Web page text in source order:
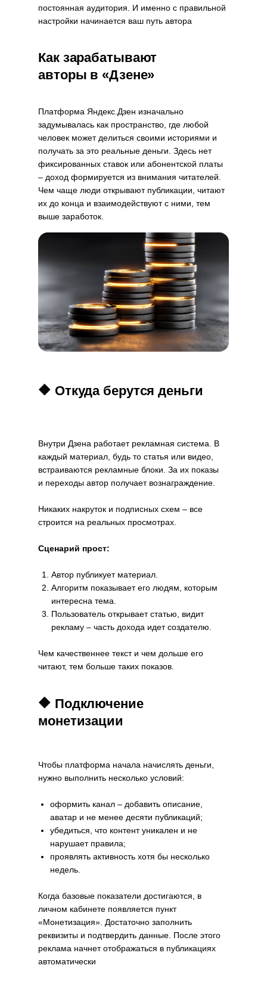
постоянная аудитория. И именно с правильной
настройки начинается ваш путь автора
Как зарабатывают
авторы в «Дзене»
Платформа Яндекс.Дзен изначально
задумывалась как пространство, где любой
человек может делиться своими историями и
получать за это реальные деньги. Здесь нет
фиксированных ставок или абонентской платы
– доход формируется из внимания читателей.
Чем чаще люди открывают публикации, читают
их до конца и взаимодействуют с ними, тем
выше заработок.
🔶 Откуда берутся деньги
Внутри Дзена работает рекламная система. В
каждый материал, будь то статья или видео,
встраиваются рекламные блоки. За их показы
и переходы автор получает вознаграждение.
Никаких накруток и подписных схем – все
строится на реальных просмотрах.
Сценарий прост:
Автор публикует материал.
Алгоритм показывает его людям, которым
интересна тема.
Пользователь открывает статью, видит
рекламу – часть дохода идет создателю.
Чем качественнее текст и чем дольше его
читают, тем больше таких показов.
🔶 Подключение
монетизации
Чтобы платформа начала начислять деньги,
нужно выполнить несколько условий:
оформить канал – добавить описание,
аватар и не менее десяти публикаций;
убедиться, что контент уникален и не
нарушает правила;
проявлять активность хотя бы несколько
недель.
Когда базовые показатели достигаются, в
личном кабинете появляется пункт
«Монетизация». Достаточно заполнить
реквизиты и подтвердить данные. После этого
реклама начнет отображаться в публикациях
автоматически